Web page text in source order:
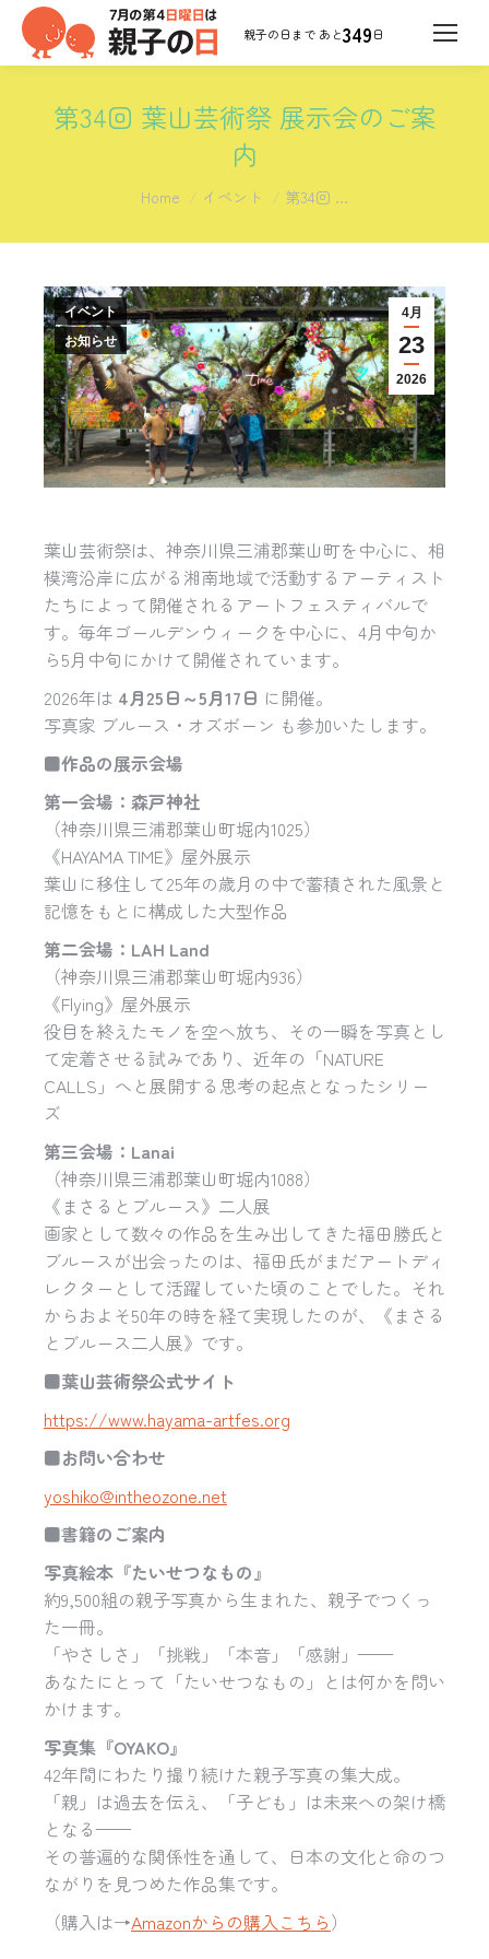
349日
第34回 葉山芸術祭 展示会のご案
内
You are here:
Home イベント 第34回 …
4月
23
2026
イベント
お知らせ
葉山芸術祭は、神奈川県三浦郡葉山町を中心に、相
模湾沿岸に広がる湘南地域で活動するアーティスト
たちによって開催されるアートフェスティバルで
す。毎年ゴールデンウィークを中心に、4月中旬か
ら5月中旬にかけて開催されています。
2026年は 4月25日～5月17日 に開催。
写真家 ブルース・オズボーン も参加いたします。
■作品の展示会場
第一会場：森戸神社
（神奈川県三浦郡葉山町堀内1025）
《HAYAMA TIME》屋外展示
葉山に移住して25年の歳月の中で蓄積された風景と
記憶をもとに構成した大型作品
第二会場： LAH Land
（神奈川県三浦郡葉山町堀内936）
《Flying》屋外展示
役目を終えたモノを空へ放ち、その一瞬を写真とし
て定着させる試みであり、近年の「NATURE
CALLS」へと展開する思考の起点となったシリー
ズ
第三会場： Lanai
（神奈川県三浦郡葉山町堀内1088）
《まさるとブルース》二人展
画家として数々の作品を生み出してきた福田勝氏と
ブルースが出会ったのは、福田氏がまだアートディ
レクターとして活躍していた頃のことでした。それ
からおよそ50年の時を経て実現したのが、《まさる
とブルース二人展》です。
■葉山芸術祭公式サイト
https://www.hayama-artfes.org
■お問い合わせ
yoshiko@intheozone.net
■書籍のご案内
写真絵本『たいせつなもの』
約9,500組の親子写真から生まれた、親子でつくっ
た一冊。
「やさしさ」「挑戦」「本音」「感謝」——
あなたにとって「たいせつなもの」とは何かを問い
かけます。
写真集『OYAKO』
42年間にわたり撮り続けた親子写真の集大成。
「親」は過去を伝え、「子ども」は未来への架け橋
となる——
その普遍的な関係性を通して、日本の文化と命のつ
ながりを見つめた作品集です。
（購入は→Amazonからの購入こちら）